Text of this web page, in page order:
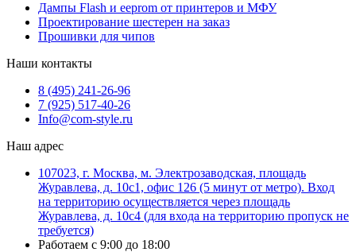
Дампы Flash и eeprom от принтеров и МФУ
Проектирование шестерен на заказ
Прошивки для чипов
Наши контакты
8 (495) 241-26-96
7 (925) 517-40-26
Info@com-style.ru
Наш адрес
107023, г. Москва, м. Электрозаводская, площадь
Журавлева, д. 10с1, офис 126 (5 минут от метро). Вход
на территорию осуществляется через площадь
Журавлева, д. 10с4 (для входа на территорию пропуск не
требуется)
Работаем с 9:00 до 18:00